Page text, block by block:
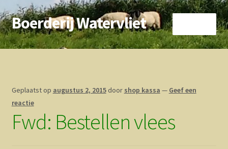
Ga
door
naar
Ga
direct
naar
Boerderij Watervliet
Home
Biokoe
Zorgboerderij
Geplaatst op augustus 2, 2015 door shop kassa — Geef een
reactie
Fwd: Bestellen vlees